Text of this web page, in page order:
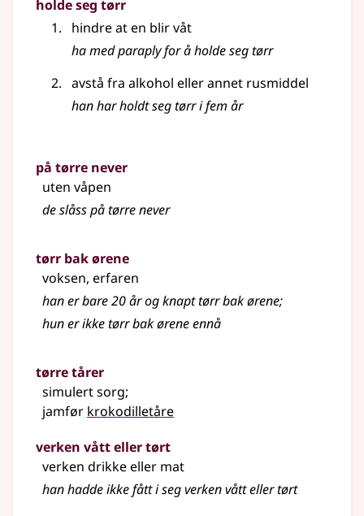
holde seg tørr
hindre at en blir våt
ha med paraply for å holde seg tørr
avstå fra alkohol eller annet rusmiddel
han har holdt seg tørr i fem år
på tørre never
uten våpen
de slåss på tørre never
tørr bak ørene
voksen, erfaren
han er bare 20 år og knapt tørr bak ørene;
hun er ikke tørr bak ørene ennå
tørre tårer
simulert sorg;
jamfør krokodilletåre
verken vått eller tørt
verken drikke eller mat
han hadde ikke fått i seg verken vått eller tørt